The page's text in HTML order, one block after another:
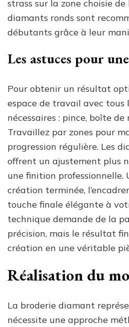
strass sur la zone choisie de
diamants ronds sont
débutants grâce à leur
Les astuces pour
Pour obtenir un résultat
espace de travail avec tous
nécessaires : pince, boîte
Travaillez par zones pour
progression régulière. Les
offrent un ajustement plus
une finition professionnelle.
création terminée,
touche finale élégante à
technique demande de la
précision, mais le résultat
création en une véritable
Réalisation du
La broderie diamant
nécessite une approche